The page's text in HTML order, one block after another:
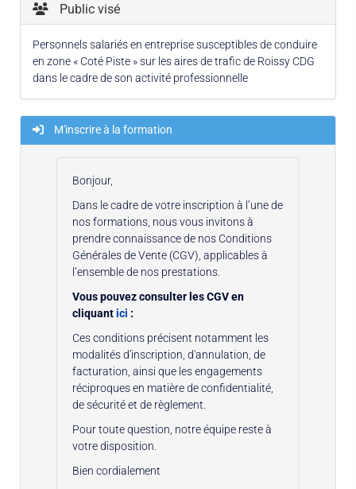
Public visé
Personnels salariés en entreprise susceptibles de conduire
en zone « Coté Piste » sur les aires de trafic de Roissy CDG
dans le cadre de son activité professionnelle
M'inscrire à la formation
Bonjour,
Dans le cadre de votre inscription à l’une de
nos formations, nous vous invitons à
prendre connaissance de nos Conditions
Générales de Vente (CGV), applicables à
l’ensemble de nos prestations.
Vous pouvez consulter les CGV en
cliquantici :
Ces conditions précisent notamment les
modalités d'inscription, d'annulation, de
facturation, ainsi que les engagements
réciproques en matière de confidentialité,
de sécurité et de règlement.
Pour toute question, notre équipe reste à
votre disposition.
Bien cordialement